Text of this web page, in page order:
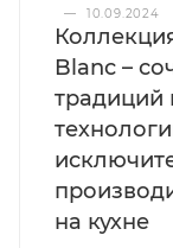
—
10.09.2024
Blanc –
традиций
на кухне